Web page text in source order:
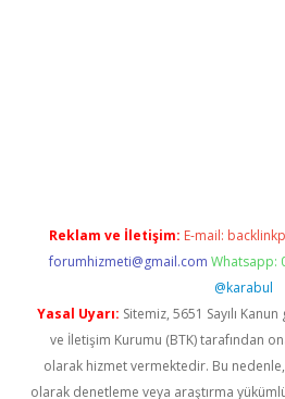
Reklam ve İletişim: E-mail:
forumhizmeti@gmail.com Whatsapp:
@karabul
Yasal Uyarı: Sitemiz, 5651 Sayılı
ve İletişim Kurumu (BTK) tarafından
olarak hizmet vermektedir. Bu
olarak denetleme veya araştırma